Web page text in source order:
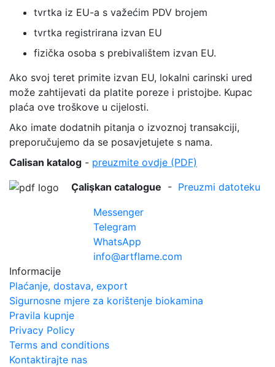
tvrtka iz EU-a s važećim PDV brojem
tvrtka registrirana izvan EU
fizička osoba s prebivalištem izvan EU.
Ako svoj teret primite izvan EU, lokalni carinski ured
može zahtijevati da platite poreze i pristojbe. Kupac
plaća ove troškove u cijelosti.
Ako imate dodatnih pitanja o izvoznoj transakciji,
preporučujemo da se posavjetujete s nama.
Calisan katalog - preuzmite ovdje (PDF)
Çalişkan catalogue - Preuzmi datoteku
Messenger
Telegram
WhatsApp
info@artflame.com
Informacije
Plaćanje, dostava, export
Sigurnosne mjere za korištenje biokamina
Pravila kupnje
Privacy Policy
Terms and conditions
Kontaktirajte nas